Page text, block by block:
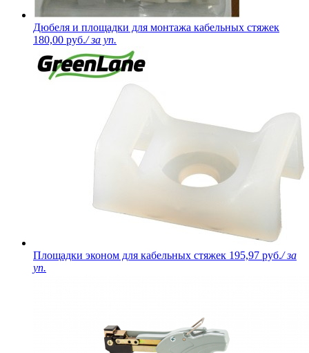
Дюбеля и площадки для монтажа кабельных стяжек
180,00 руб./ за уп.
Площадки эконом для кабельных стяжек 195,97 руб./ за
уп.